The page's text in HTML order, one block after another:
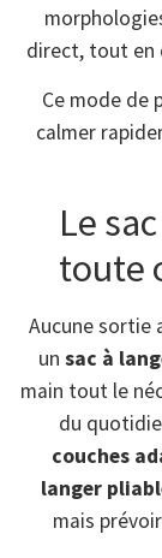
direct, tout en
Ce mode de
calmer
Le
toute
Aucune sortie
un sac à
main tout le
du
couches
langer
mais